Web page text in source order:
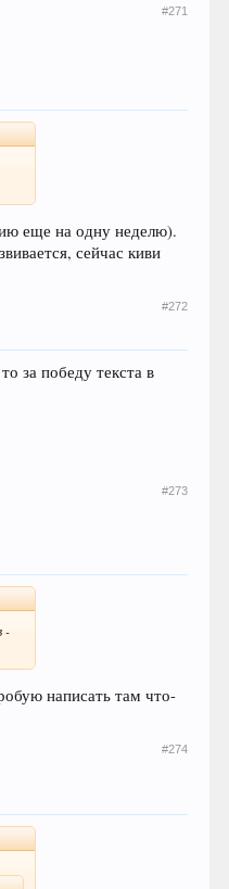
#271
еще на одну неделю).
сейчас киви
#272
за победу текста в
#273
-
написать там что-
#274